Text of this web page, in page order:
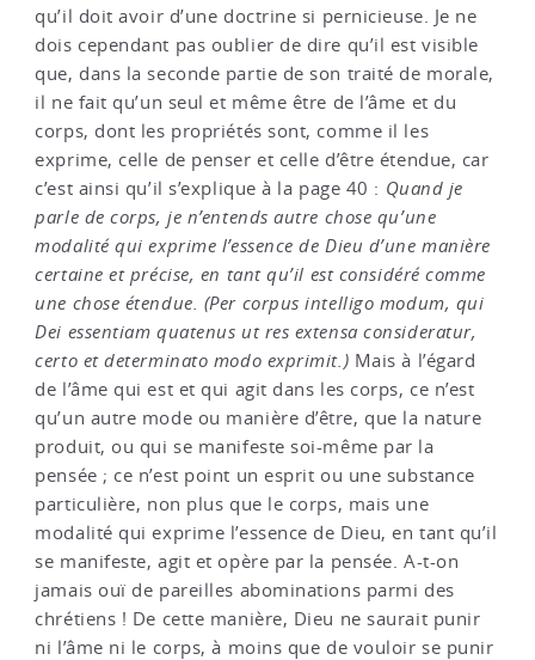
qu’il doit avoir d’une doctrine si pernicieuse. Je ne
dois cependant pas oublier de dire qu’il est visible
que, dans la seconde partie de son traité de morale,
il ne fait qu’un seul et même être de l’âme et du
corps, dont les propriétés sont, comme il les
exprime, celle de penser et celle d’être étendue, car
c’est ainsi qu’il s’explique à la page 40 : Quand je
parle de corps, je n’entends autre chose qu’une
modalité qui exprime l’essence de Dieu d’une manière
certaine et précise, en tant qu’il est considéré comme
une chose étendue. (Per corpus intelligo modum, qui
Dei essentiam quatenus ut res extensa consideratur,
certo et determinato modo exprimit.) Mais à l’égard
de l’âme qui est et qui agit dans les corps, ce n’est
qu’un autre mode ou manière d’être, que la nature
produit, ou qui se manifeste soi-même par la
pensée ; ce n’est point un esprit ou une substance
particulière, non plus que le corps, mais une
modalité qui exprime l’essence de Dieu, en tant qu’il
se manifeste, agit et opère par la pensée. A-t-on
jamais ouï de pareilles abominations parmi des
chrétiens ! De cette manière, Dieu ne saurait punir
ni l’âme ni le corps, à moins que de vouloir se punir